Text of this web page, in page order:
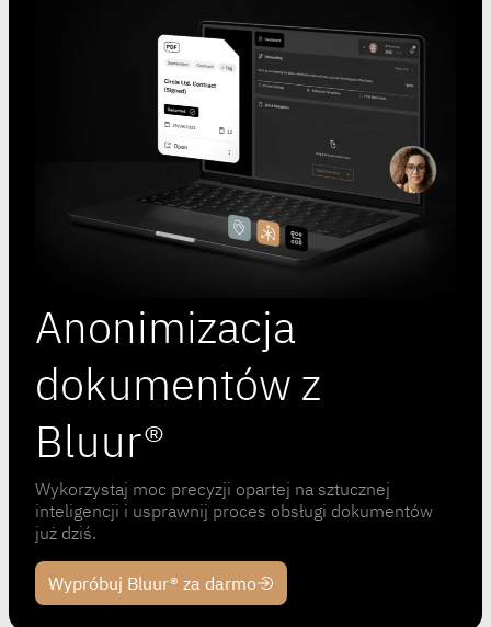
Anonimizacja
dokumentów z
Bluur®
Wykorzystaj moc precyzji opartej na sztucznej
inteligencji i usprawnij proces obsługi dokumentów
już dziś.
Wypróbuj Bluur® za darmo